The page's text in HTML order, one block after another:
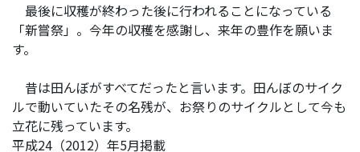
最後に収穫が終わった後に行われることになっている
「新嘗祭」。今年の収穫を感謝し、来年の豊作を願いま
す。
昔は田んぼがすべてだったと言います。田んぼのサイク
ルで動いていたその名残が、お祭りのサイクルとして今も
立花に残っています。
平成24（2012）年5月掲載